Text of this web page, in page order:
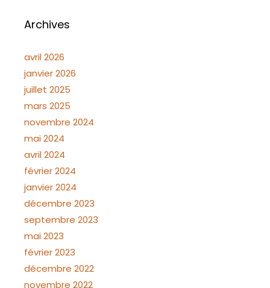
Archives
avril 2026
janvier 2026
juillet 2025
mars 2025
novembre 2024
mai 2024
avril 2024
février 2024
janvier 2024
décembre 2023
septembre 2023
mai 2023
février 2023
décembre 2022
novembre 2022